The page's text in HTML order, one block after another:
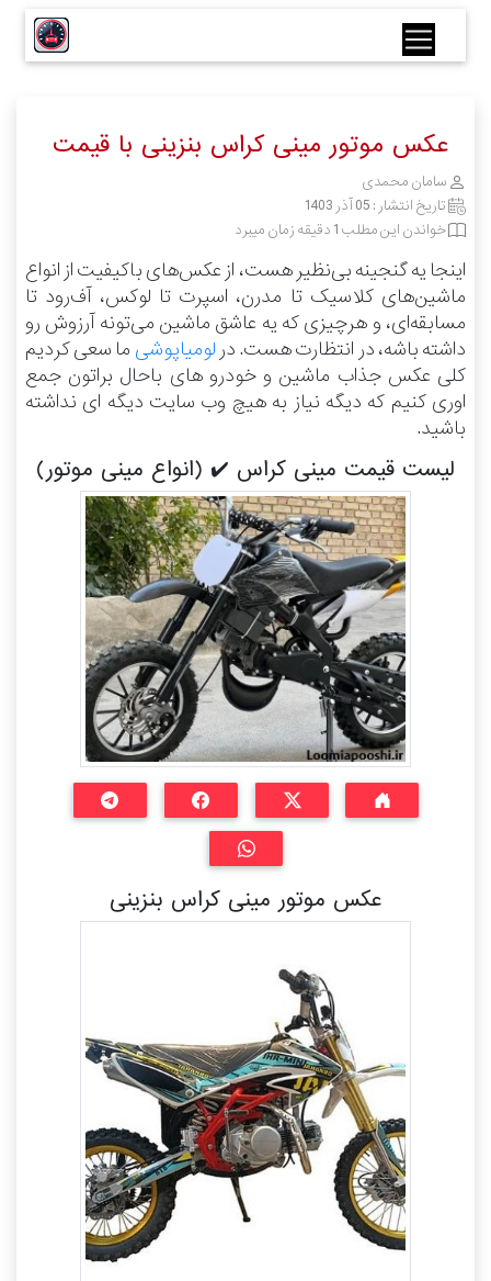
عکس موتور مینی کراس بنزینی با قیمت
سامان محمدی
تاریخ انتشار : 05 آذر 1403
خواندن این مطلب 1 دقیقه زمان میبرد
اینجا یه گنجینه بی‌نظیر هست، از عکس‌های باکیفیت از انواع
ماشین‌های کلاسیک تا مدرن، اسپرت تا لوکس، آف‌رود تا
مسابقه‌ای، و هرچیزی که یه عاشق ماشین می‌تونه آرزوش رو
داشته باشه، در انتظارت هست.در لومیاپوشی ما سعی کردیم
کلی عکس جذاب ماشین و خودرو های باحال براتون جمع
اوری کنیم که دیگه نیاز به هیچ وب سایت دیگه ای نداشته
باشید.
لیست قیمت مینی کراس ✔️ (انواع مینی موتور)
عکس موتور مینی کراس بنزینی